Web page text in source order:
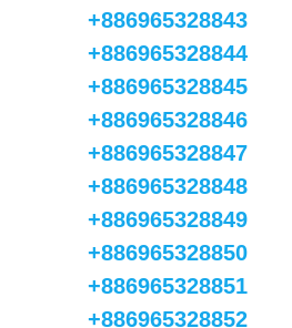
+886965328843
+886965328844
+886965328845
+886965328846
+886965328847
+886965328848
+886965328849
+886965328850
+886965328851
+886965328852